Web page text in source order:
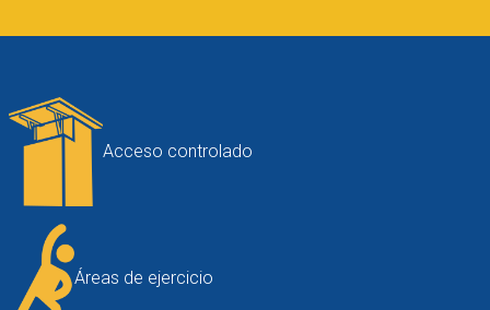
Acceso controlado
Áreas de ejercicio